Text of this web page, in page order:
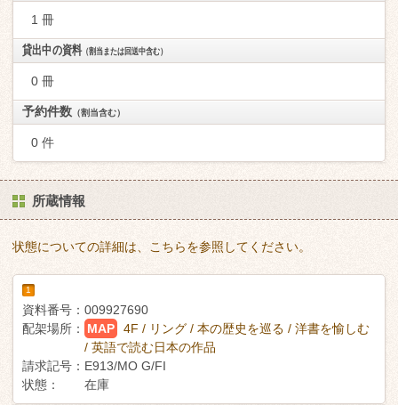
1 冊
貸出中の資料（割当または回送中含む）
0 冊
予約件数 （割当含む）
0 件
所蔵情報
状態についての詳細は、こちらを参照してください。
1
資料番号： 009927690
配架場所：
MAP
4F / リング / 本の歴史を巡る / 洋書を愉しむ
/ 英語で読む日本の作品
請求記号： E913/MO G/FI
状態：
在庫